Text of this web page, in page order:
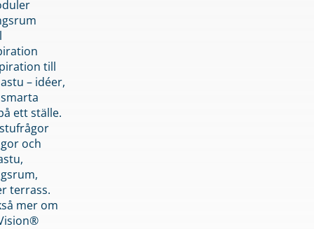
till
– idéer,
ett ställe.
och
terrass.
mer om